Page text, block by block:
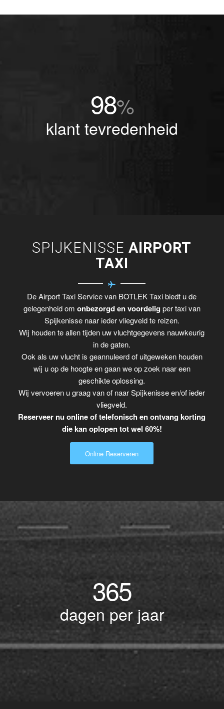
98%
klant tevredenheid
SPIJKENISSEAIRPORT
TAXI
De Airport Taxi Service van BOTLEK Taxi biedt u de
gelegenheid om onbezorgd en voordelig per taxi van
Spijkenisse naar ieder vliegveld te reizen.
Wij houden te allen tijden uw vluchtgegevens nauwkeurig
in de gaten.
Ook als uw vlucht is geannuleerd of uitgeweken houden
wij u op de hoogte en gaan we op zoek naar een
geschikte oplossing.
Wij vervoeren u graag van of naar Spijkenisse en/of ieder
vliegveld.
Reserveer nu online of telefonisch en ontvang korting
die kan oplopen tot wel 60%!
Online Reserveren
365
dagen per jaar